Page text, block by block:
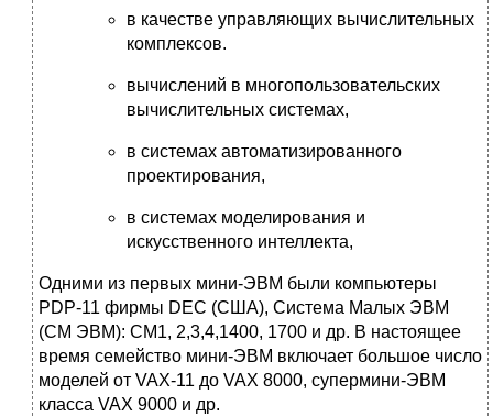
в качестве управляющих вычислительных
комплексов.
вычислений в многопользовательских
вычислительных системах,
в системах автоматизированного
проектирования,
в системах моделирования и
искусственного интеллекта,
Одними из первых мини-ЭВМ были компьютеры
PDP-11 фирмы DEC (США), Система Малых ЭВМ
(СМ ЭВМ): СМ1, 2,3,4,1400, 1700 и др. В настоящее
время семейство мини-ЭВМ включает большое число
моделей от VAX-11 до VAX 8000, супермини-ЭВМ
класса VAX 9000 и др.